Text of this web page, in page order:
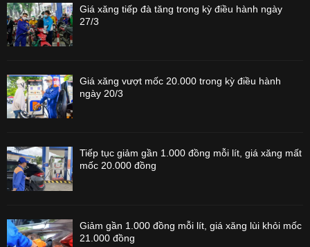
Giá xăng tiếp đà tăng trong kỳ điều hành ngày
27/3
Giá xăng vượt mốc 20.000 trong kỳ điều hành
ngày 20/3
Tiếp tục giảm gần 1.000 đồng mỗi lít, giá xăng mất
mốc 20.000 đồng
Giảm gần 1.000 đồng mỗi lít, giá xăng lùi khỏi mốc
21.000 đồng